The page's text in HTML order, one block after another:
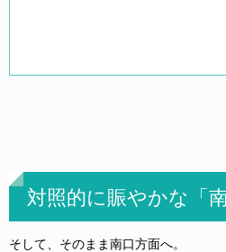
対照的に賑やかな「南
そして、そのまま南口方面へ。